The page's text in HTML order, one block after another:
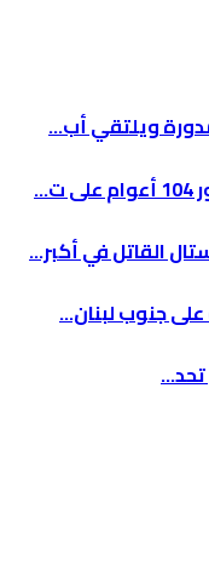
ويلتقي أب...
جنوب لبنان...